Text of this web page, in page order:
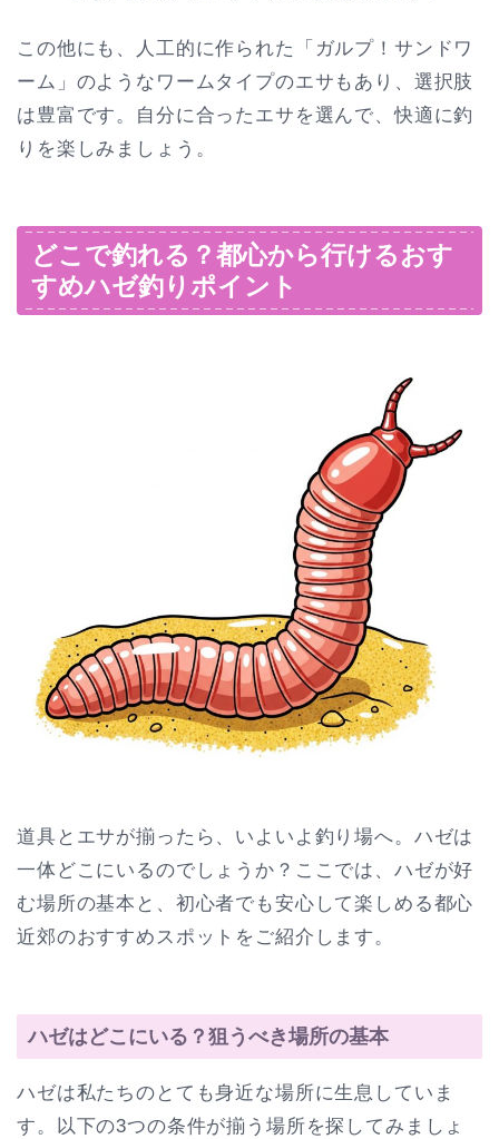
この他にも、人工的に作られた「ガルプ！サンドワ
ーム」のようなワームタイプのエサもあり、選択肢
は豊富です。自分に合ったエサを選んで、快適に釣
りを楽しみましょう。
どこで釣れる？都心から行けるおす
すめハゼ釣りポイント
道具とエサが揃ったら、いよいよ釣り場へ。ハゼは
一体どこにいるのでしょうか？ここでは、ハゼが好
む場所の基本と、初心者でも安心して楽しめる都心
近郊のおすすめスポットをご紹介します。
ハゼはどこにいる？狙うべき場所の基本
ハゼは私たちのとても身近な場所に生息していま
す。以下の3つの条件が揃う場所を探してみましょ